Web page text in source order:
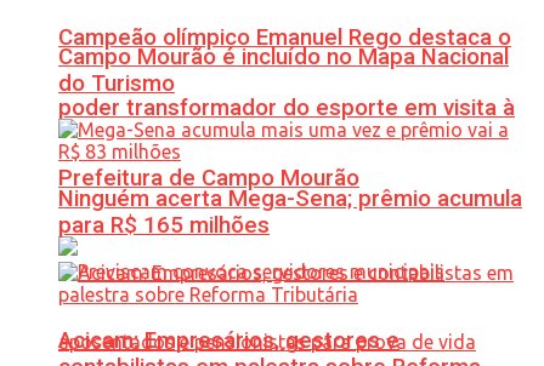
Campeão olímpico Emanuel Rego destaca o
poder transformador do esporte em visita à
Prefeitura de Campo Mourão
Campo Mourão é incluído no Mapa Nacional
do Turismo
Ninguém acerta Mega-Sena; prêmio acumula
para R$ 165 milhões
Acicam: Empresários, gestores e